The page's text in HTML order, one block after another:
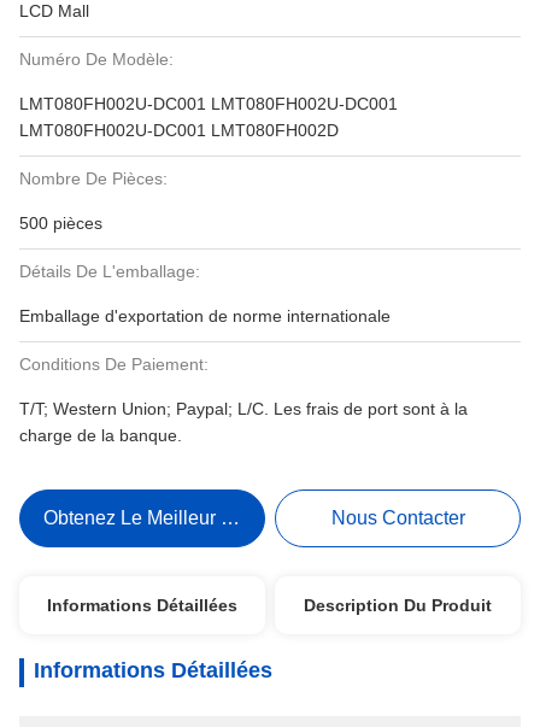
LCD Mall
Numéro De Modèle:
LMT080FH002U-DC001 LMT080FH002U-DC001
LMT080FH002U-DC001 LMT080FH002D
Nombre De Pièces:
500 pièces
Détails De L'emballage:
Emballage d'exportation de norme internationale
Conditions De Paiement:
T/T; Western Union; Paypal; L/C. Les frais de port sont à la
charge de la banque.
Obtenez Le Meilleur Prix Nous Contacter
Informations Détaillées Description Du Produit
Informations Détaillées